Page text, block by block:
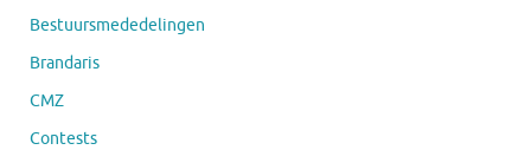
Bestuursmededelingen
Brandaris
CMZ
Contests